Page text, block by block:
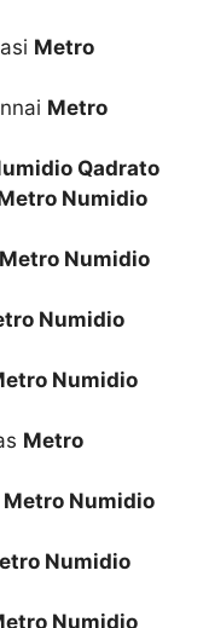
Metro
Metro
Qadrato
Numidio
Metro Numidio
Numidio
Numidio
Metro
Metro Numidio
Numidio
Numidio